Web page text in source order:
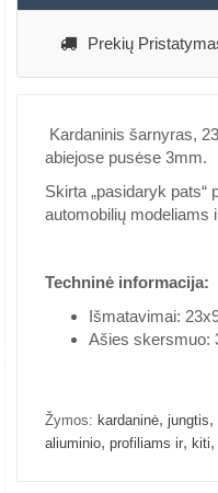
Prekių
Kardaninis šarnyras,
abiejose pusėse 3mm.
Skirta „pasidaryk
automobilių modeliams
Techninė informacija:
Išmatavimai:
Ašies skersmuo:
Žymos: kardaninė, jungtis,
aliuminio, profiliams ir, kiti,